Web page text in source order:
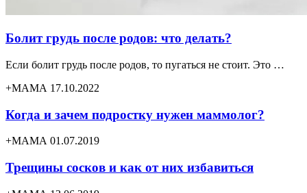
Болит грудь после родов: что делать?
Если болит грудь после родов, то пугаться не стоит. Это …
+МАМА 17.10.2022
Когда и зачем подростку нужен маммолог?
+МАМА 01.07.2019
Трещины сосков и как от них избавиться